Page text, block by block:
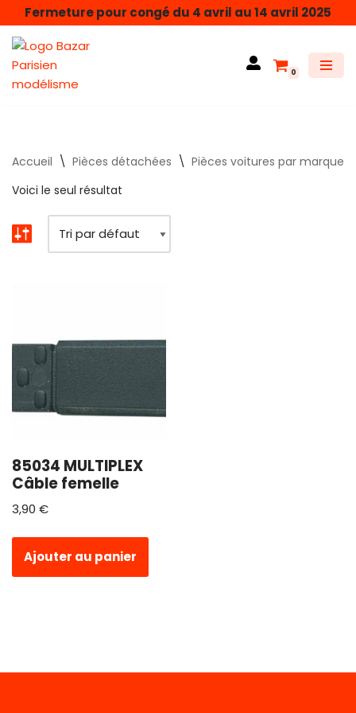
Aller
au
contenu
Fermeture pour congé du 4 avril au 14 avril 2025
0
Accueil \ Pièces détachées \ Pièces voitures par marque
Voici le seul résultat
85034 MULTIPLEX
Câble femelle
3,90 €
Ajouter au panier